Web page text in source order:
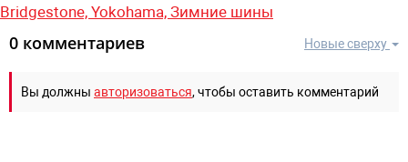
Bridgestone, Yokohama, Зимние шины
Новые сверху
0 комментариев
Вы должны авторизоваться, чтобы оставить комментарий